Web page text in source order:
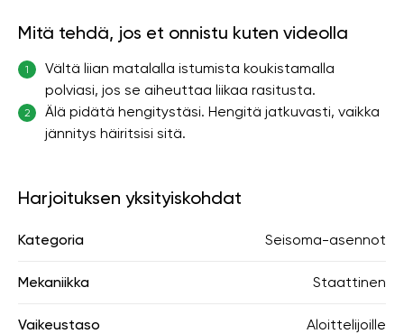
Mitä tehdä, jos et onnistu kuten videolla
1
Vältä liian matalalla istumista koukistamalla
polviasi, jos se aiheuttaa liikaa rasitusta.
2
Älä pidätä hengitystäsi. Hengitä jatkuvasti, vaikka
jännitys häiritsisi sitä.
Harjoituksen yksityiskohdat
Kategoria Seisoma-asennot
Mekaniikka Staattinen
Vaikeustaso Aloittelijoille